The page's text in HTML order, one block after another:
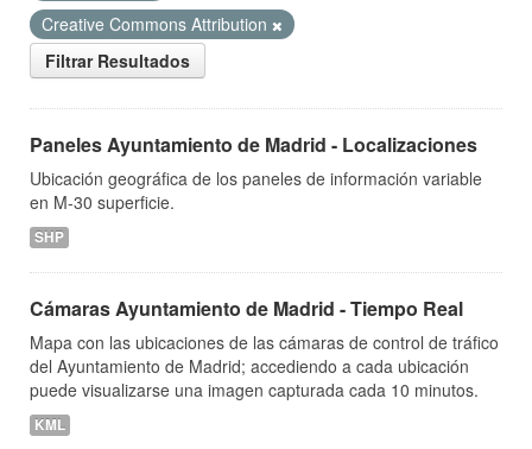
Creative Commons Attribution
Filtrar Resultados
Paneles Ayuntamiento de Madrid - Localizaciones
Ubicación geográfica de los paneles de información variable
en M-30 superficie.
SHP
Cámaras Ayuntamiento de Madrid - Tiempo Real
Mapa con las ubicaciones de las cámaras de control de tráfico
del Ayuntamiento de Madrid; accediendo a cada ubicación
puede visualizarse una imagen capturada cada 10 minutos.
KML